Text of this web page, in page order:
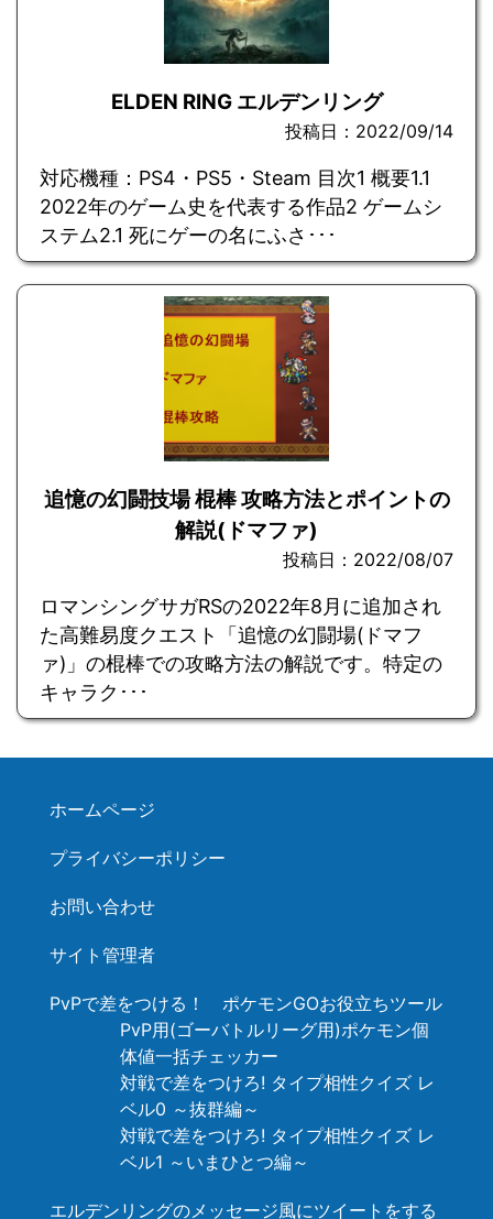
ELDEN RING エルデンリング
投稿日：2022/09/14
対応機種：PS4・PS5・Steam 目次1 概要1.1
2022年のゲーム史を代表する作品2 ゲームシ
ステム2.1 死にゲーの名にふさ･･･
追憶の幻闘技場 棍棒 攻略方法とポイントの
解説(ドマファ)
投稿日：2022/08/07
ロマンシングサガRSの2022年8月に追加され
た高難易度クエスト「追憶の幻闘場(ドマフ
ァ)」の棍棒での攻略方法の解説です。特定の
キャラク･･･
ホームページ
プライバシーポリシー
お問い合わせ
サイト管理者
PvPで差をつける！ ポケモンGOお役立ちツール
PvP用(ゴーバトルリーグ用)ポケモン個
体値一括チェッカー
対戦で差をつけろ! タイプ相性クイズ レ
ベル0 ～抜群編～
対戦で差をつけろ! タイプ相性クイズ レ
ベル1 ～いまひとつ編～
エルデンリングのメッセージ風にツイートをする